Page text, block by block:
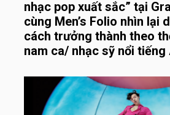
nhạc pop xuất sắc” tại
cùng Men’s Folio nhìn lại
cách trưởng thành theo
nam ca/ nhạc sỹ nổi tiếng